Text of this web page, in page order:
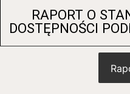
RAPORT O
DOSTĘPNOŚCI